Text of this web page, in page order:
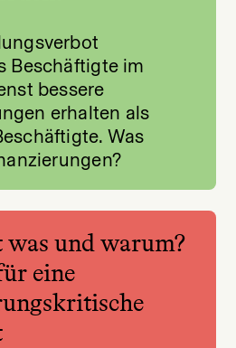
Beschäftigte im
bessere
erhalten als
Was
und warum?
eine